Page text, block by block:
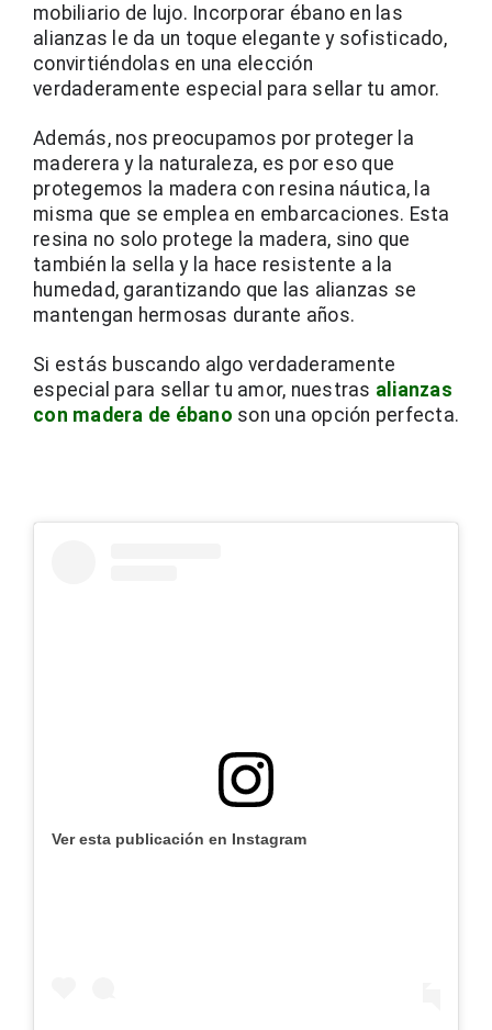
mobiliario de lujo. Incorporar ébano en las
alianzas le da un toque elegante y sofisticado,
convirtiéndolas en una elección
verdaderamente especial para sellar tu amor.
Además, nos preocupamos por proteger la
maderera y la naturaleza, es por eso que
protegemos la madera con resina náutica, la
misma que se emplea en embarcaciones. Esta
resina no solo protege la madera, sino que
también la sella y la hace resistente a la
humedad, garantizando que las alianzas se
mantengan hermosas durante años.
Si estás buscando algo verdaderamente
especial para sellar tu amor, nuestras alianzas
con madera de ébano
Ver esta publicación en Instagram